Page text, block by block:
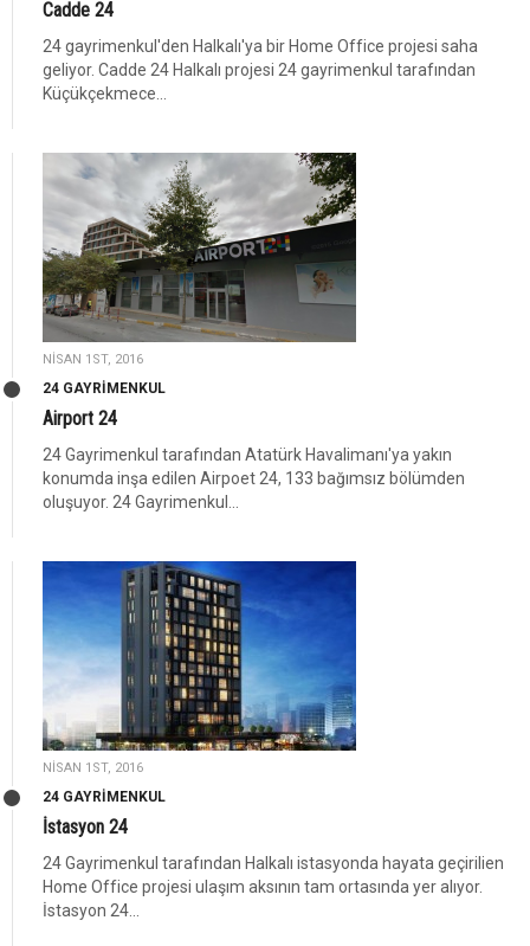
Cadde 24
24 gayrimenkul'den Halkalı'ya bir Home Office projesi saha
geliyor. Cadde 24 Halkalı projesi 24 gayrimenkul tarafından
Küçükçekmece...
NISAN 1ST, 2016
24 GAYRIMENKUL
Airport 24
24 Gayrimenkul tarafından Atatürk Havalimanı'ya yakın
konumda inşa edilen Airpoet 24, 133 bağımsız bölümden
oluşuyor. 24 Gayrimenkul...
NISAN 1ST, 2016
24 GAYRIMENKUL
İstasyon 24
24 Gayrimenkul tarafından Halkalı istasyonda hayata geçirilien
Home Office projesi ulaşım aksının tam ortasında yer alıyor.
İstasyon 24...